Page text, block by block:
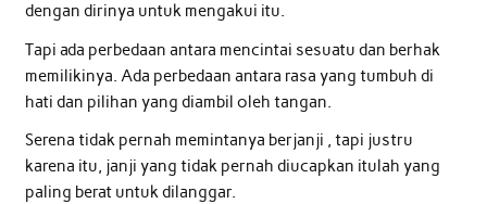
dengan dirinya untuk mengakui itu.
Tapi ada perbedaan antara mencintai sesuatu dan berhak
memilikinya. Ada perbedaan antara rasa yang tumbuh di
hati dan pilihan yang diambil oleh tangan.
Serena tidak pernah memintanya berjanji , tapi justru
karena itu, janji yang tidak pernah diucapkan itulah yang
paling berat untuk dilanggar.